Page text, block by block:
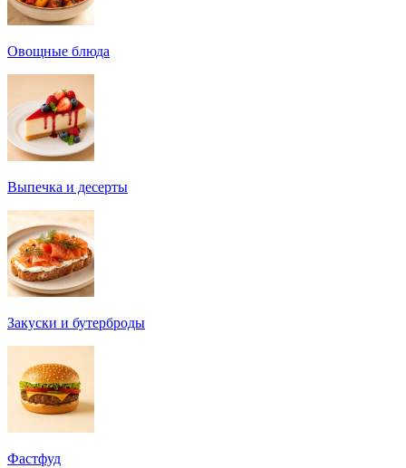
Овощные блюда
Выпечка и десерты
Закуски и бутерброды
Фастфуд